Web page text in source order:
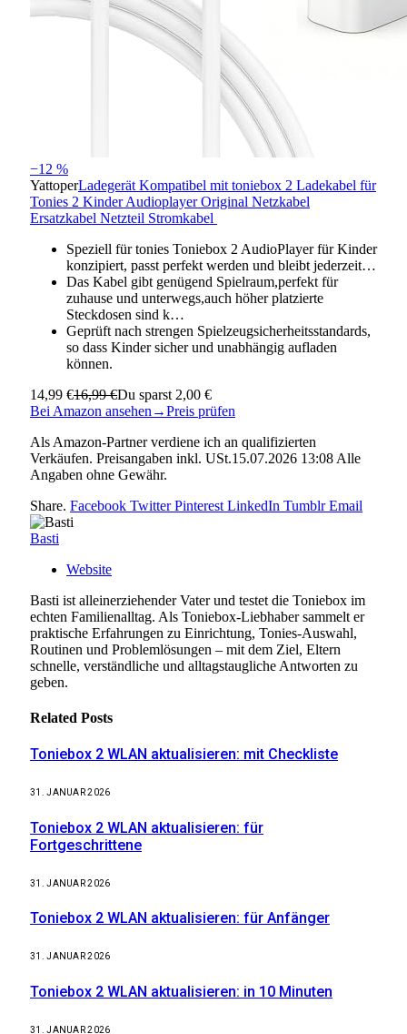
−12 %
YattoperLadegerät Kompatibel mit toniebox 2 Ladekabel für
Tonies 2 Kinder Audioplayer Original Netzkabel
Ersatzkabel Netzteil Stromkabel
Speziell für tonies Toniebox 2 AudioPlayer für Kinder
konzipiert, passt perfekt werden und bleibt jederzeit…
Das Kabel gibt genügend Spielraum,perfekt für
zuhause und unterwegs,auch höher platzierte
Steckdosen sind k…
Geprüft nach strengen Spielzeugsicherheitsstandards,
so dass Kinder sicher und unabhängig aufladen
können.
14,99 €16,99 €Du sparst 2,00 €
Bei Amazon ansehen →Preis prüfen
Als Amazon-Partner verdiene ich an qualifizierten
Verkäufen. Preisangaben inkl. USt.15.07.2026 13:08 Alle
Angaben ohne Gewähr.
Share. Facebook Twitter Pinterest LinkedIn Tumblr Email
Basti
Website
Basti ist alleinerziehender Vater und testet die Toniebox im
echten Familienalltag. Als Toniebox-Liebhaber sammelt er
praktische Erfahrungen zu Einrichtung, Tonies-Auswahl,
Routinen und Problemlösungen – mit dem Ziel, Eltern
schnelle, verständliche und alltagstaugliche Antworten zu
geben.
Related Posts
Toniebox 2 WLAN aktualisieren: mit Checkliste
31. JANUAR 2026
Toniebox 2 WLAN aktualisieren: für
Fortgeschrittene
31. JANUAR 2026
Toniebox 2 WLAN aktualisieren: für Anfänger
31. JANUAR 2026
Toniebox 2 WLAN aktualisieren: in 10 Minuten
31. JANUAR 2026